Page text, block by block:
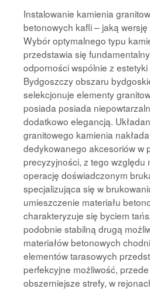
Instalowanie kamienia
betonowych kafli – jaką
Wybór optymalnego typu
przedstawia się
odporności wspólnie z
Bydgoszczy obszaru
selekcjonuje elementy
posiada posiada
dodatkowo elegancją.
granitowego kamienia
dedykowanego akcesoriów w
precyzyjności, z tego względu
operację doświadczonym
specjalizująca się w
umieszczenie materiału
charakteryzuje się byciem
podobnie stabilną drugą
materiałów betonowych
elementów tarasowych
perfekcyjne możliwość,
obszerniejsze strefy, w